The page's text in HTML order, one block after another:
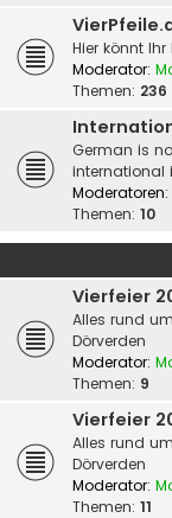
Hier könnt
Moderator:
Themen: 236
German is
international
Moderatoren:
Themen: 10
Vierfeier
Alles rund
Dörverden
Moderator:
Themen: 9
Vierfeier
Alles rund
Dörverden
Moderator:
Themen: 11